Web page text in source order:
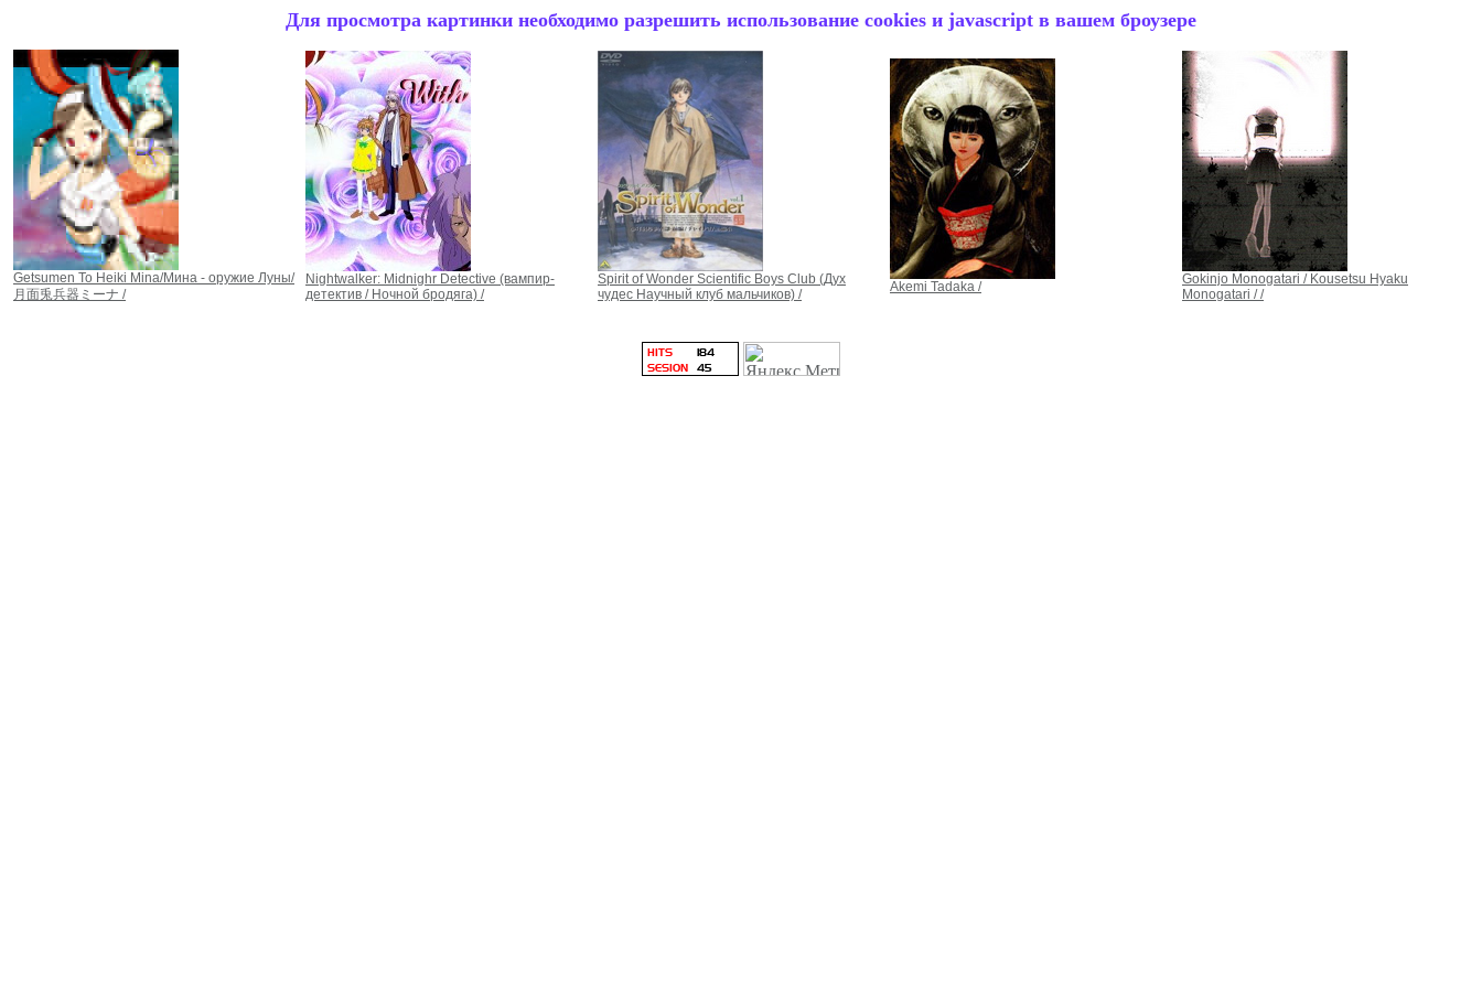
Для просмотра картинки необходимо разрешить использование cookies и javascript в вашем броузере
Getsumen To Heiki Mina/Мина - оружие Луны/
月面兎兵器ミーナ /
Nightwalker: Midnighr Detective (вампир-
детектив / Ночной бродяга) /
Spirit of Wonder Scientific Boys Club (Дух
чудес Научный клуб мальчиков) /
Akemi Tadaka /
Gokinjo Monogatari / Kousetsu Hyaku
Monogatari / /